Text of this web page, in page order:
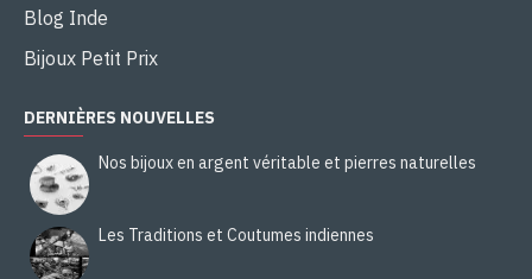
Blog Inde
Bijoux Petit Prix
DERNIÈRES NOUVELLES
Nos bijoux en argent véritable et pierres naturelles
Les Traditions et Coutumes indiennes